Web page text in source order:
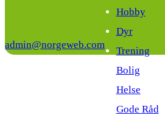
Hobby
Dyr
Trening
Bolig
Helse
Gode Råd
admin@norgeweb.com